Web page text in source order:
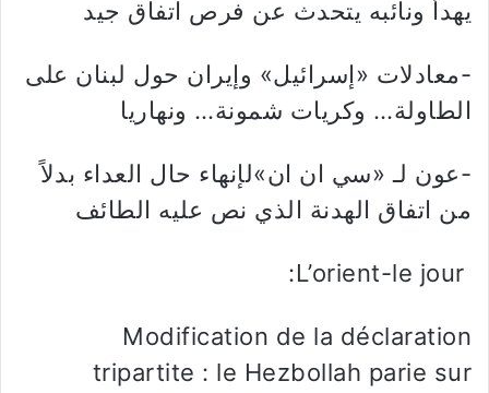
يهدأ ونائبه يتحدث عن فرص اتفاق جيد
-معادلات «إسرائيل» وإيران حول لبنان على
الطاولة… وكريات شمونة… ونهاريا
-عون لـ «سي ان ان»لإنهاء حال العداء بدلاً
من اتفاق الهدنة الذي نص عليه الطائف
Modification de la déclaration
tripartite : le Hezbollah parie sur